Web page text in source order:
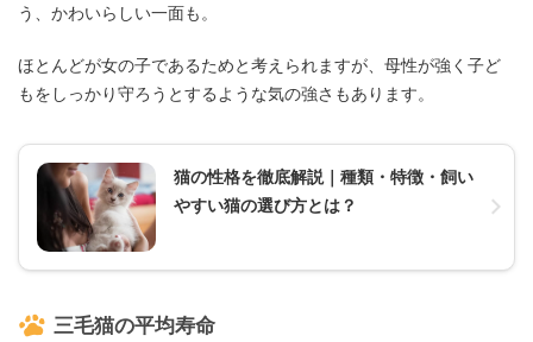
う、かわいらしい一面も。
ほとんどが女の子であるためと考えられますが、母性が強く子ど
もをしっかり守ろうとするような気の強さもあります。
猫の性格を徹底解説｜種類・特徴・飼い
やすい猫の選び方とは？
三毛猫の平均寿命